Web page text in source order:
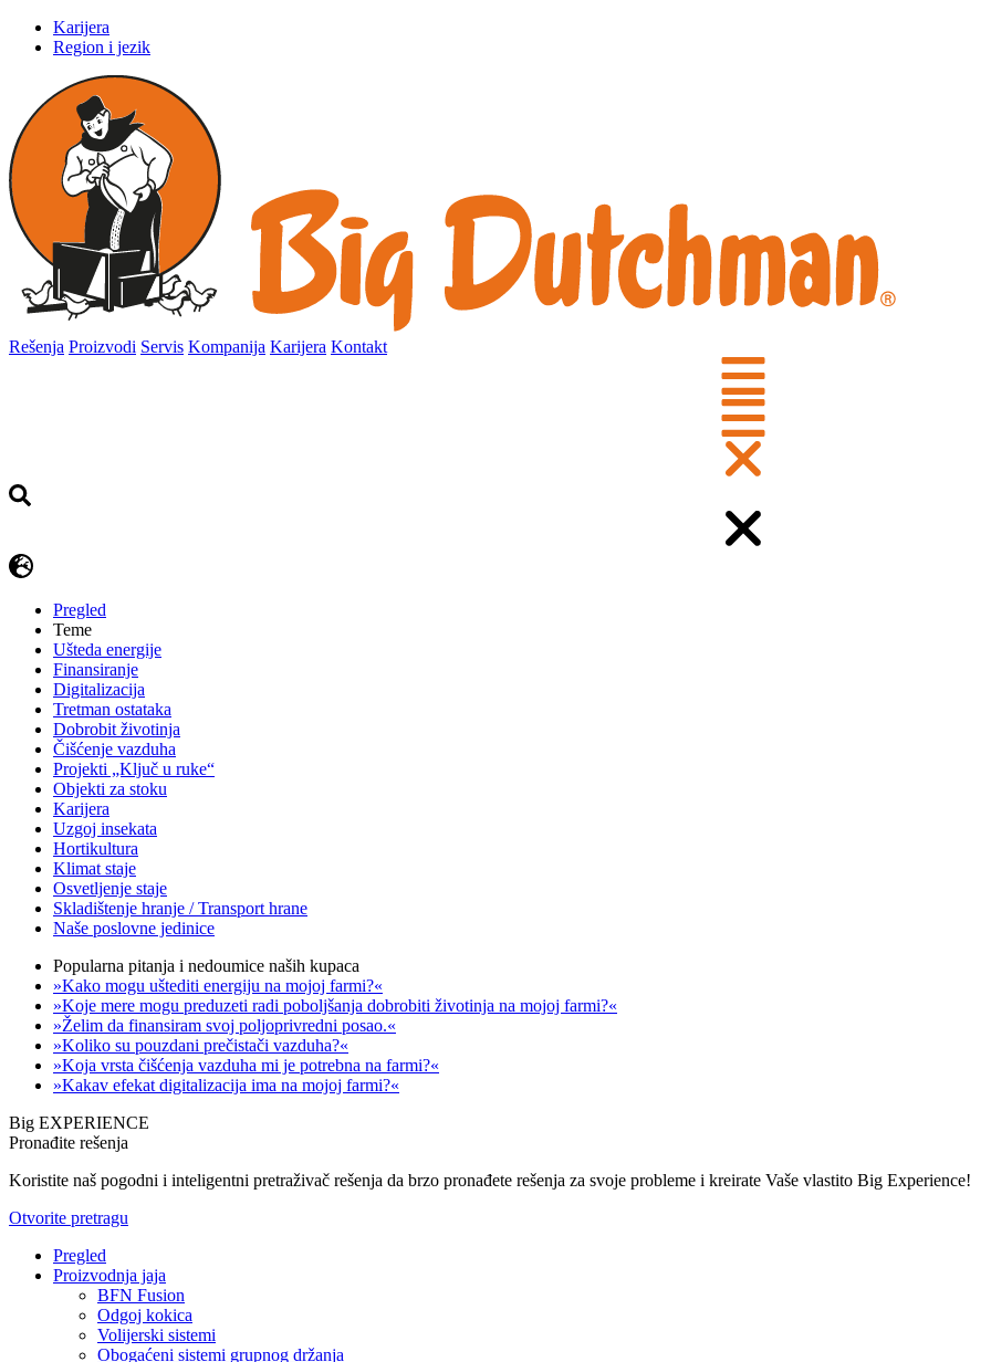
Karijera
Region i jezik
Rešenja Proizvodi Servis Kompanija Karijera Kontakt
Pregled
Teme
Ušteda energije
Finansiranje
Digitalizacija
Tretman ostataka
Dobrobit životinja
Čišćenje vazduha
Projekti „Ključ u ruke“
Objekti za stoku
Karijera
Uzgoj insekata
Hortikultura
Klimat staje
Osvetljenje staje
Skladištenje hranje / Transport hrane
Naše poslovne jedinice
Popularna pitanja i nedoumice naših kupaca
»Kako mogu uštediti energiju na mojoj farmi?«
»Koje mere mogu preduzeti radi poboljšanja dobrobiti životinja na mojoj farmi?«
»Želim da finansiram svoj poljoprivredni posao.«
»Koliko su pouzdani prečistači vazduha?«
»Koja vrsta čišćenja vazduha mi je potrebna na farmi?«
»Kakav efekat digitalizacija ima na mojoj farmi?«
Big EXPERIENCE
Pronađite rešenja
Koristite naš pogodni i inteligentni pretraživač rešenja da brzo pronađete rešenja za svoje probleme i kreirate Vaše vlastito Big Experience!
Otvorite pretragu
Pregled
Proizvodnja jaja
BFN Fusion
Odgoj kokica
Volijerski sistemi
Obogaćeni sistemi grupnog držanja